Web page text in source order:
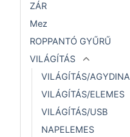
ZÁR
Mez
ROPPANTÓ GYŰRŰ
VILÁGÍTÁS
VILÁGÍTÁS/
VILÁGÍTÁS/ELEMES
VILÁGÍTÁS/USB
NAPELEMES